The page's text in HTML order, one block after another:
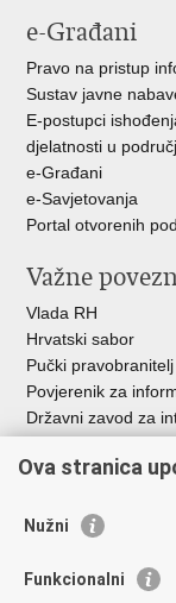
e-Građani
Pravo na pristup
Sustav javne
E-postupci
djelatnosti u
e-Građani
e-Savjetovanja
Portal otvorenih
Važne
Vlada RH
Hrvatski sabor
Pučki pravobranitelj
Povjerenik za
Državni zavod za
HAKOM
Ostale
Hrvatski
Ova stranica
Nužni
Funkcionalni